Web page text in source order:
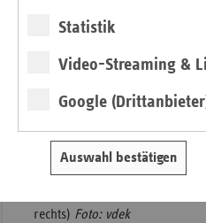
Statistik
Video-Streaming &
Google
Auswahl bestätigen
52-Empfang über die Ansätze
Gesundheitsversorgung.
Foto:
Verbändekooperation Baden-
Foto 0: Staatssekretärin Dr.
Veranstaltern der B 52-
Korbanka (IKK classic, links)
Landesverband Süd, zweite
rechts) Foto: vdek